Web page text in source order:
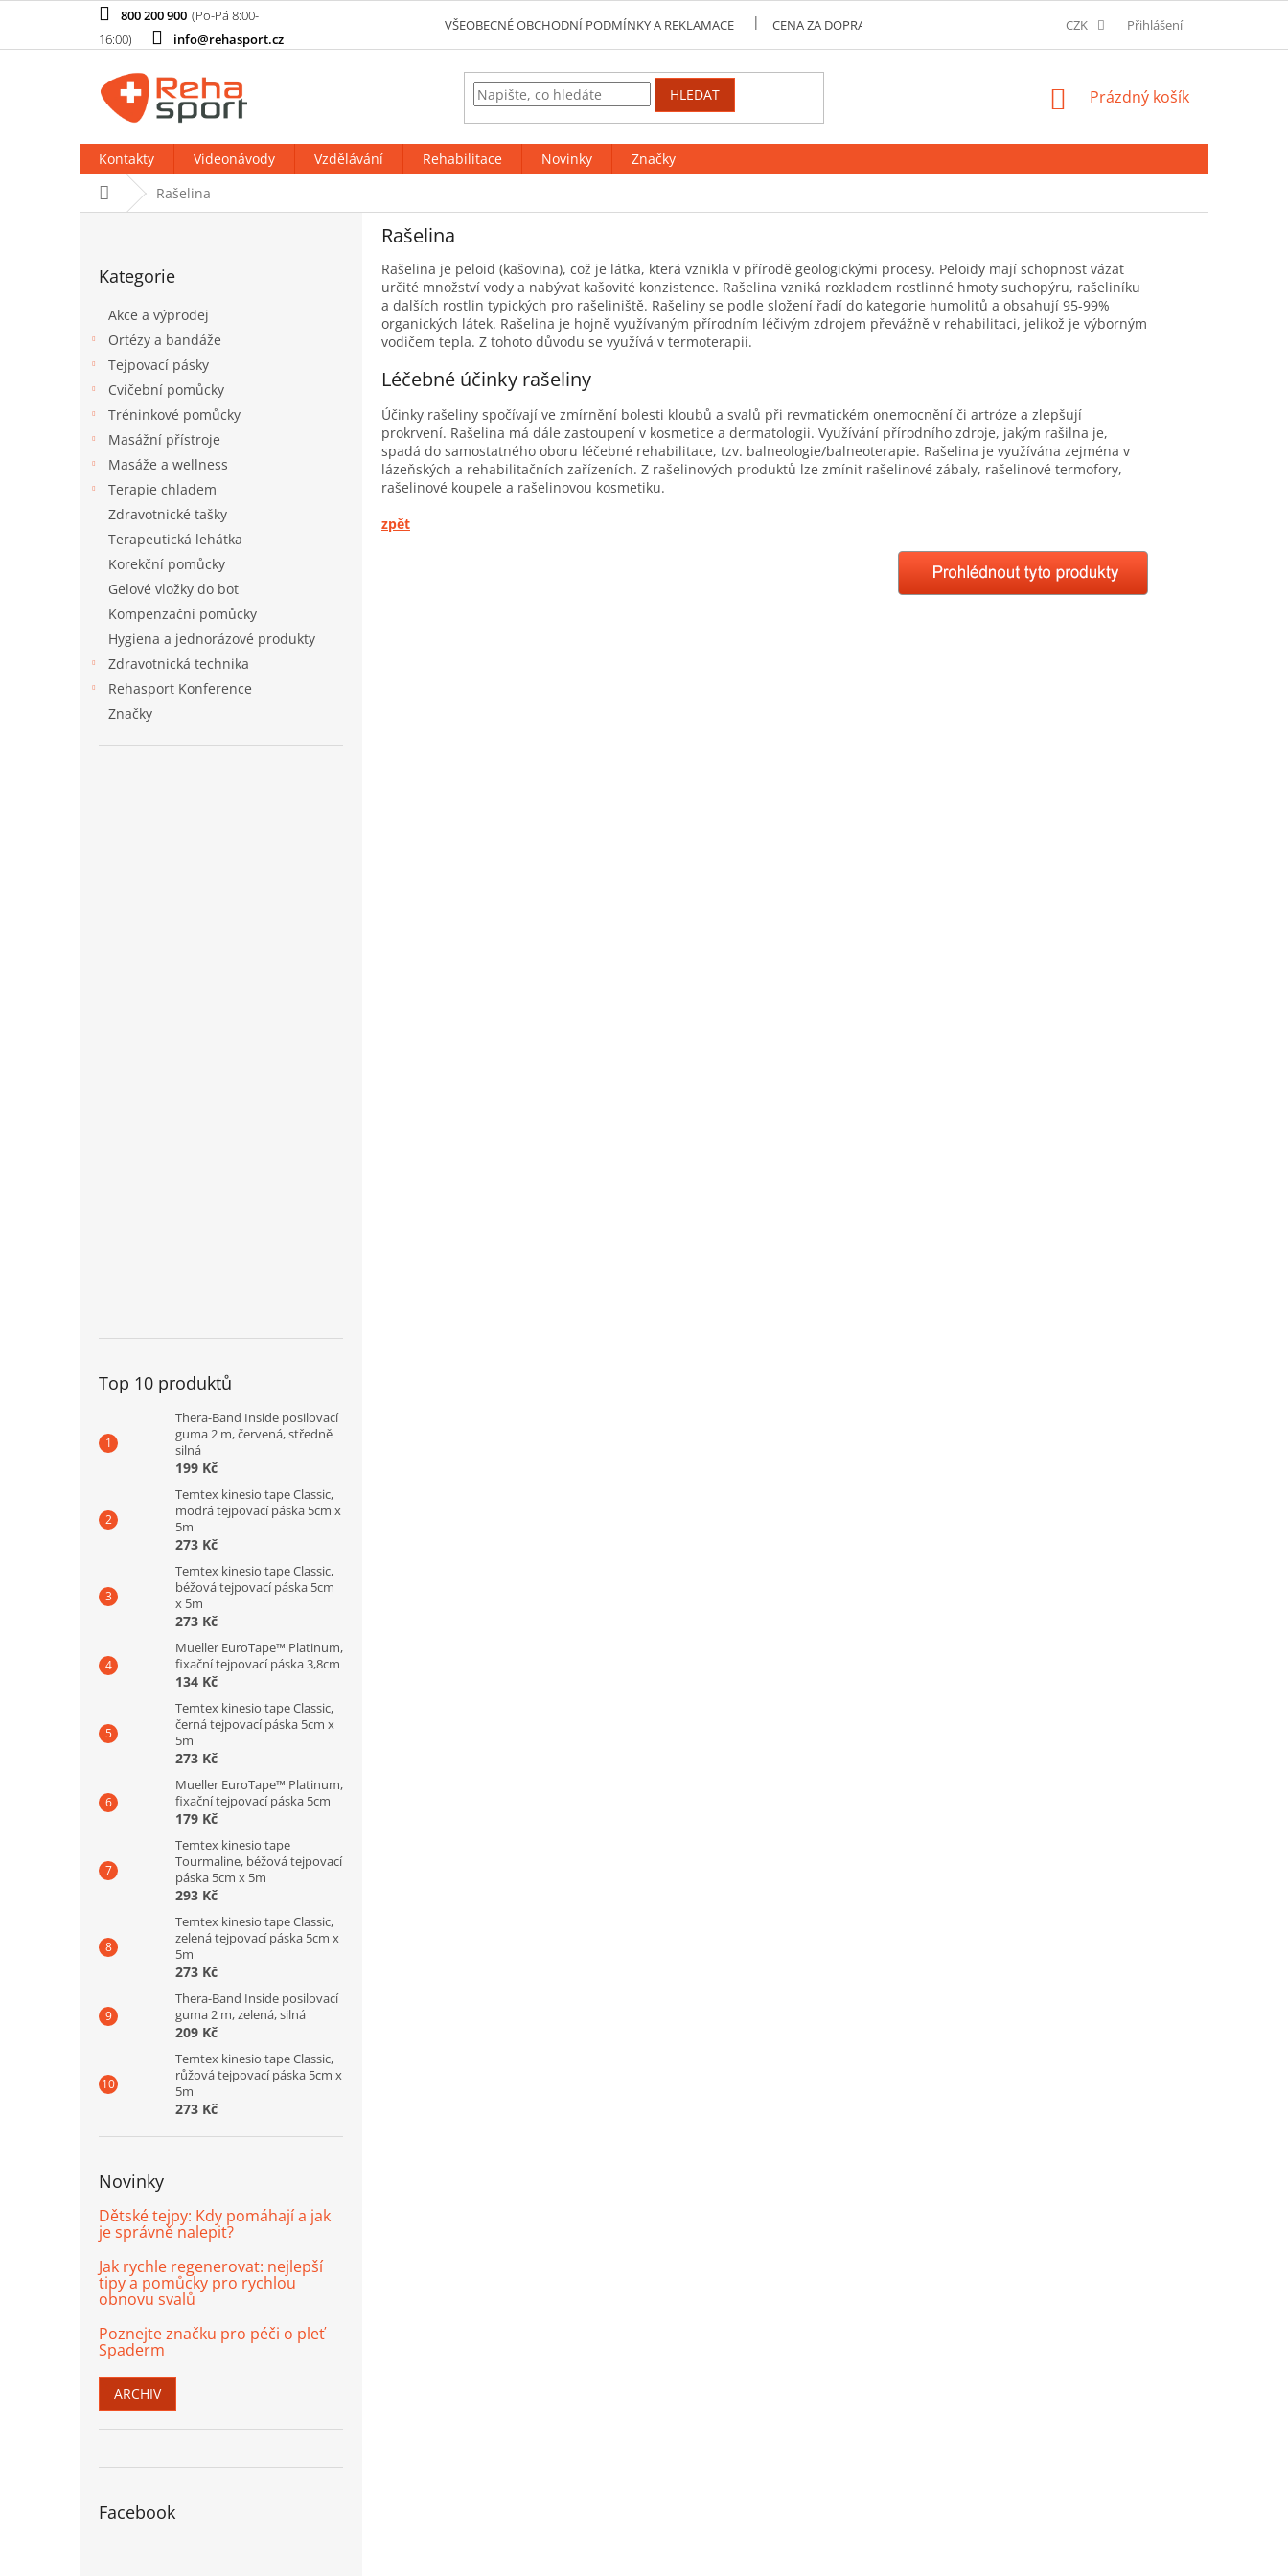
obsah
800 200 900
info@rehasport.cz
VŠEOBECNÉ OBCHODNÍ PODMÍNKY A REKLAMACE CENA ZA DOPRAVU A MOŽNOSTI PLATBY O SPOLEČNOSTI SLOVNÍK POJMŮ
CZK Přihlášení
HLEDAT
NÁKUPNÍ
Prázdný košík
Kontakty Videonávody Vzdělávání Rehabilitace Novinky
Značky
Domů Rašelina
kategorie
Kategorie
Akce a výprodej
Ortézy a bandáže
Tejpovací pásky
Cvičební pomůcky
Tréninkové pomůcky
Masážní přístroje
Masáže a wellness
Terapie chladem
Zdravotnické tašky
Terapeutická lehátka
Korekční pomůcky
Gelové vložky do bot
Kompenzační pomůcky
Hygiena a jednorázové produkty
Zdravotnická technika
Rehasport Konference
Značky
Top 10 produktů
Thera-Band Inside posilovací
guma 2 m, červená, středně
silná
199 Kč
Temtex kinesio tape Classic,
modrá tejpovací páska 5cm x
5m
273 Kč
Temtex kinesio tape Classic,
béžová tejpovací páska 5cm
x 5m
273 Kč
Mueller EuroTape™ Platinum,
fixační tejpovací páska 3,8cm
134 Kč
Temtex kinesio tape Classic,
černá tejpovací páska 5cm x
5m
273 Kč
Mueller EuroTape™ Platinum,
fixační tejpovací páska 5cm
179 Kč
Temtex kinesio tape
Tourmaline, béžová tejpovací
páska 5cm x 5m
293 Kč
Temtex kinesio tape Classic,
zelená tejpovací páska 5cm x
5m
273 Kč
Thera-Band Inside posilovací
guma 2 m, zelená, silná
209 Kč
Temtex kinesio tape Classic,
růžová tejpovací páska 5cm x
5m
273 Kč
Novinky
Dětské tejpy: Kdy pomáhají a jak
je správně nalepit?
Jak rychle regenerovat: nejlepší
tipy a pomůcky pro rychlou
obnovu svalů
Poznejte značku pro péči o pleť
Spaderm
ARCHIV
Facebook
Rašelina
Rašelina je peloid (kašovina), což je látka, která vznikla v přírodě geologickými procesy. Peloidy mají schopnost vázat
určité množství vody a nabývat kašovité konzistence. Rašelina vzniká rozkladem rostlinné hmoty suchopýru, rašeliníku
a dalších rostlin typických pro rašeliniště. Rašeliny se podle složení řadí do kategorie humolitů a obsahují 95-99%
organických látek. Rašelina je hojně využívaným přírodním léčivým zdrojem převážně v rehabilitaci, jelikož je výborným
vodičem tepla. Z tohoto důvodu se využívá v termoterapii.
Léčebné účinky rašeliny
Účinky rašeliny spočívají ve zmírnění bolesti kloubů a svalů při revmatickém onemocnění či artróze a zlepšují
prokrvení. Rašelina má dále zastoupení v kosmetice a dermatologii. Využívání přírodního zdroje, jakým rašilna je,
spadá do samostatného oboru léčebné rehabilitace, tzv. balneologie/balneoterapie. Rašelina je využívána zejména v
lázeňských a rehabilitačních zařízeních. Z rašelinových produktů lze zmínit rašelinové zábaly, rašelinové termofory,
rašelinové koupele a rašelinovou kosmetiku.
zpět